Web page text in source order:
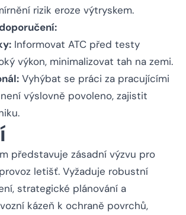
rizik eroze výtryskem.
Informovat ATC před testy
výkon, minimalizovat tah na zemi.
Vyhýbat se práci za pracujícími
výslovně povoleno, zajistit
představuje zásadní výzvu pro
letišť. Vyžaduje robustní
strategické plánování a
kázeň k ochraně povrchů,